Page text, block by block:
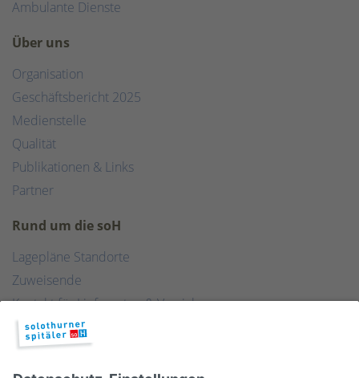
Ambulante Dienste
Über uns
Organisation
Geschäftsbericht 2025
Medienstelle
Qualität
Publikationen & Links
Partner
Rund um die soH
Lagepläne Standorte
Zuweisende
Kontakt für Lieferanten & Versicherungen
Zentralwäscherei
HEBSORG
Spital Club